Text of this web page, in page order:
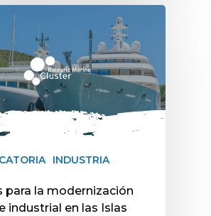
INDUSTRIA
para la modernización
industrial en las Islas